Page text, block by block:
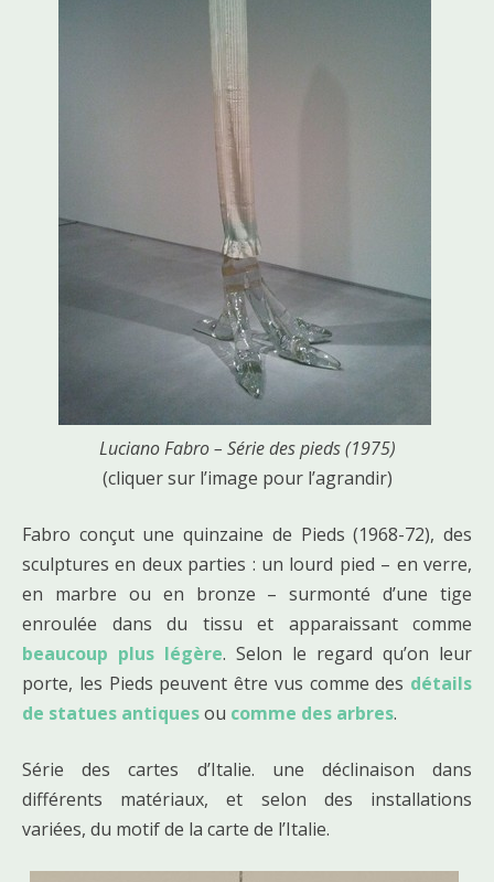
Luciano Fabro – Série des pieds (1975)
(cliquer sur l’image pour l’agrandir)
Fabro conçut une quinzaine de Pieds (1968-72), des
sculptures en deux parties : un lourd pied – en verre,
en marbre ou en bronze – surmonté d’une tige
enroulée dans du tissu et apparaissant comme
beaucoup plus légère. Selon le regard qu’on leur
porte, les Pieds peuvent être vus comme des détails
de statues antiquesou comme des arbres.
Série des cartes d’Italie. une déclinaison dans
différents matériaux, et selon des installations
variées, du motif de la carte de l’Italie.